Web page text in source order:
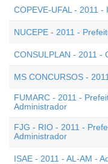
COPEVE-UFAL - 2011
NUCEPE - 2011 -
CONSULPLAN - 2011 -
MS CONCURSOS -
FUMARC - 2011 -
Administrador
FJG - RIO - 2011 -
Administrador
ISAE - 2011 - AL-AM -